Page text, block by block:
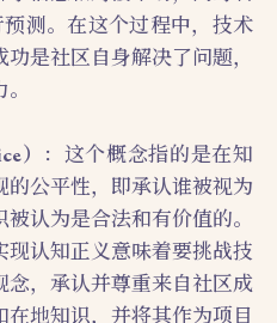
测。在这个过程中，技术
是社区自身解决了问题，
）
：这个概念指的是在知
公平性，即承认谁被视为
认为是合法和有价值的。
认知正义意味着要挑战技
，承认并尊重来自社区成
地知识，并将其作为项目